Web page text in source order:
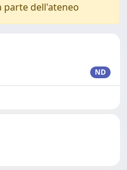
parte dell'ateneo
ND